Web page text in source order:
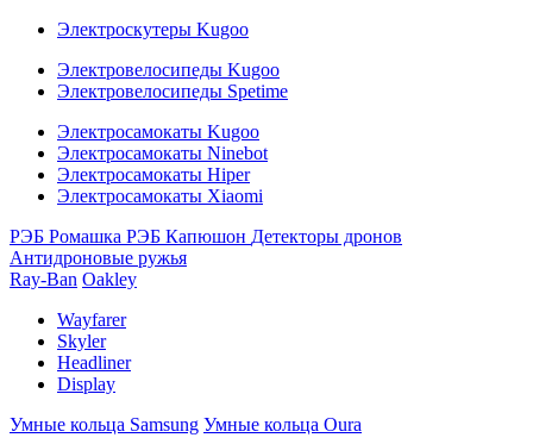
Электроскутеры Kugoo
Электровелосипеды Kugoo
Электровелосипеды Spetime
Электросамокаты Kugoo
Электросамокаты Ninebot
Электросамокаты Hiper
Электросамокаты Xiaomi
РЭБ Ромашка РЭБ Капюшон Детекторы дронов
Антидроновые ружья
Ray-Ban Oakley
Wayfarer
Skyler
Headliner
Display
Умные кольца Samsung Умные кольца Oura